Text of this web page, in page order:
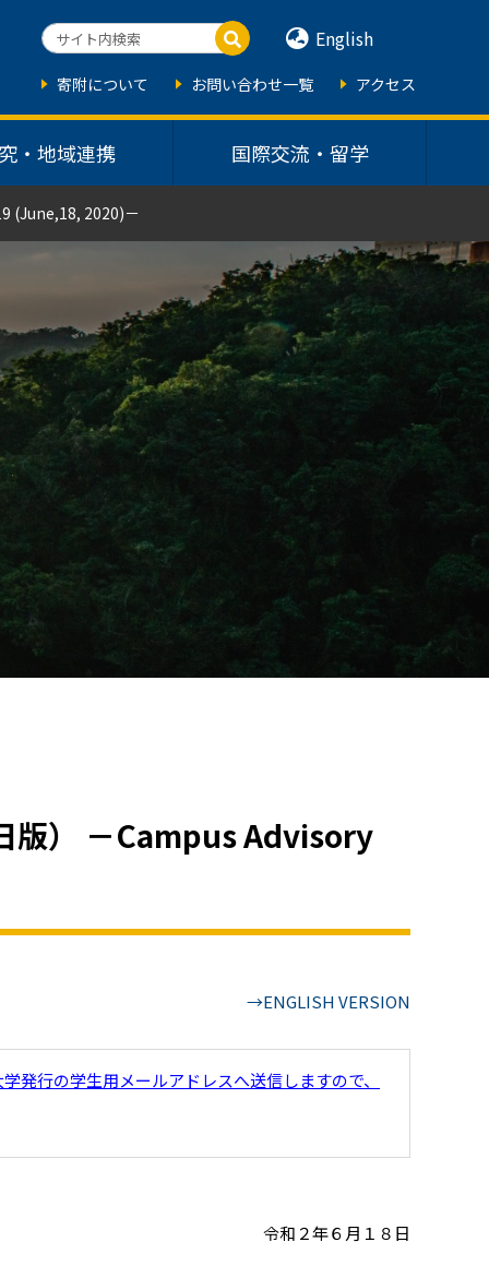
・地域連携 国際交流・留学
English
寄附について お問い合わせ一覧 アクセス
(June,18, 2020)－
版） －Campus Advisory
→ENGLISH VERSION
発行の学生用メールアドレスへ送信しますので、
令和２年６月１８日